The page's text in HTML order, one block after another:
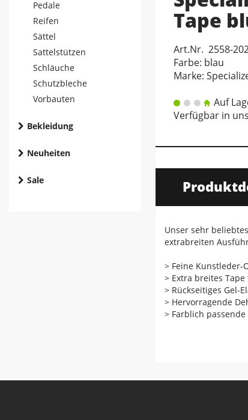
Pedale
Reifen
Sättel
Sattelstützen
Schläuche
Schutzbleche
Vorbauten
Bekleidung
Neuheiten
Sale
Tape
Art.Nr. 2558-
Farbe: blau
Marke:
Auf
Verfügbar in
Unser sehr
extrabreiten
> Feine Kunstleder-
> Extra breites
> Rückseitiges Gel-
> Hervorragende
> Farblich